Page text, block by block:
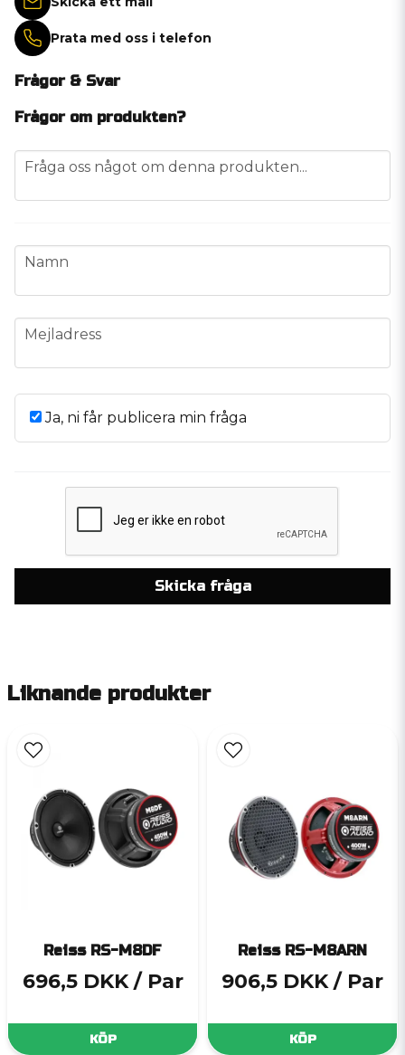
Prata med oss i telefon
Frågor & Svar
Frågor om produkten?
question
Fråga oss något om denna produkten...
name
Namn
email
Mejladress
Ja, ni får publicera min fråga
Skicka fråga
Liknande produkter
Reiss RS-M8DF
696,5 DKK / Par
KÖP
Reiss RS-M8ARN
906,5 DKK / Par
KÖP